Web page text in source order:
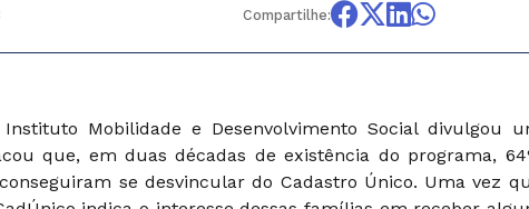
Compartilhe:
Instituto Mobilidade e Desenvolvimento Social divulgou
que, em duas décadas de existência do programa,
se desvincular do Cadastro Único. Uma vez